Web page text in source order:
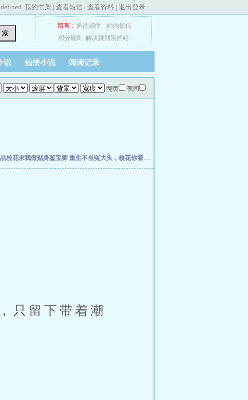
我的书架 | 查看短信 | 查看资料 | 退出登录
索
留言： 通过邮件、 站内短信
积分规则
解决跳到别的站
说 仙侠小说 阅读记录
翻页 夜间
校花求我做贴身鉴宝师 重生不当冤大头，校花你着急啥？
留下带着潮